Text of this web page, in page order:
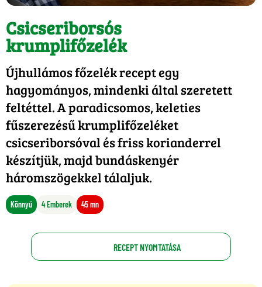
Csicseriborsós
krumplifőzelék
Újhullámos főzelék recept egy
hagyományos, mindenki által szeretett
feltéttel. A paradicsomos, keleties
fűszerezésű krumplifőzeléket
csicseriborsóval és friss korianderrel
készítjük, majd bundáskenyér
háromszögekkel tálaljuk.
Könnyű 4 Emberek 45 mn
RECEPT NYOMTATÁSA